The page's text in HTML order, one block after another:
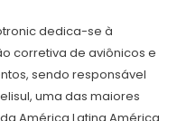
dedica-se à
corretiva de aviônicos e
sendo responsável
uma das maiores